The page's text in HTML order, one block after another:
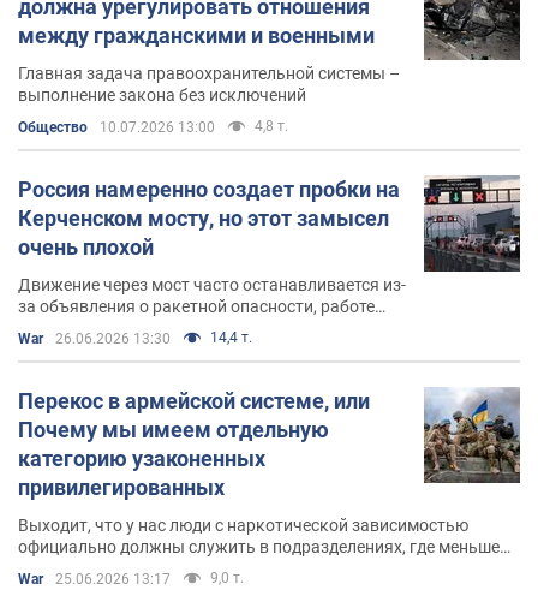
прямо в зоне проведения Операции объединенных сил
на Донбассе.
Роман Доник имеет огромное количество
государственных наград:
Орден "За заслуги" III степени.
Орден Богдана Хмельницкого III степени.
Наградные часы от президента.
Наградное огнестрельное оружие от
Медаль "За содействие Вооруженным Силам
Украины".
Орден Святого Георгия Победоносца
Украинской Православной Церкви Киевского
Патриархата.
Активность в сети
должна урегулировать отношения
между гражданскими и военными
Главная задача правоохранительной системы –
выполнение закона без исключений
Общество 10.07.2026 13:00 4,8 т.
Россия намеренно создает пробки на
Керченском мосту, но этот замысел
очень плохой
Движение через мост часто останавливается из-
за объявления о ракетной опасности, работе
систем противовоздушной обороны или угрозе
атак украинских морских дронов
War 26.06.2026 13:30 14,4 т.
Перекос в армейской системе, или
Почему мы имеем отдельную
категорию узаконенных
привилегированных
Выходит, что у нас люди с наркотической зависимостью
официально должны служить в подразделениях, где меньше
War 25.06.2026 13:17 9,0 т.